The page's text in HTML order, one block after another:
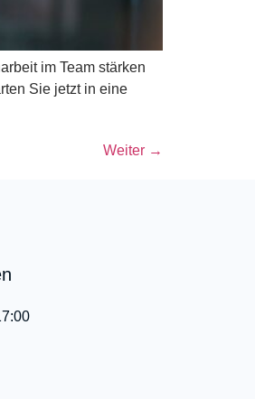
im Team stärken
Sie jetzt in eine
Weiter →